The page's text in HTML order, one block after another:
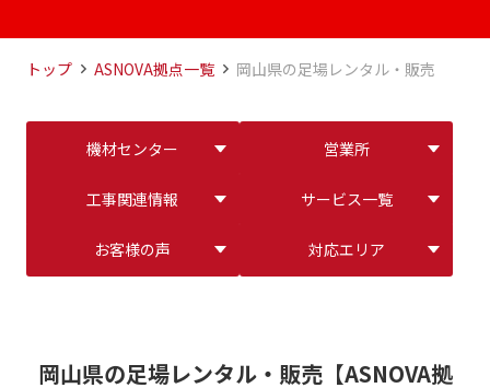
トップ ASNOVA拠点一覧 岡山県の足場レンタル・販売
機材センター 営業所
工事関連情報 サービス一覧
お客様の声 対応エリア
岡山県の足場レンタル・販売【ASNOVA拠